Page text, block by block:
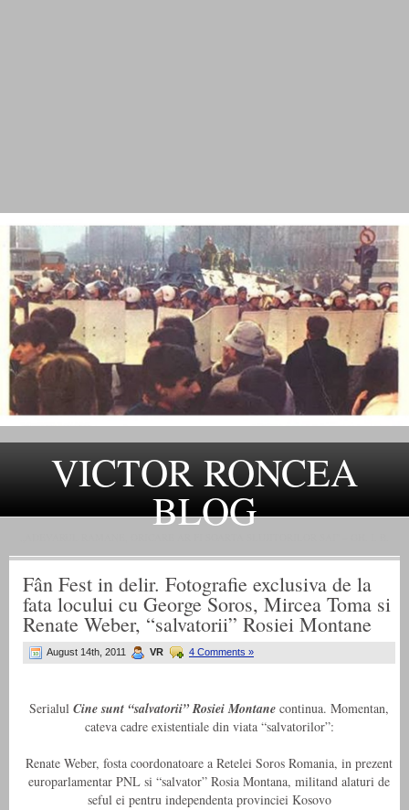
VICTOR RONCEA
BLOG
Fân Fest in delir. Fotografie exclusiva de la
fata locului cu George Soros, Mircea Toma si
Renate Weber, “salvatorii” Rosiei Montane
August 14th, 2011 VR 4 Comments »
Serialul Cine sunt “salvatorii” Rosiei Montane continua. Momentan,
cateva cadre existentiale din viata “salvatorilor”:
Renate Weber, fosta coordonatoare a Retelei Soros Romania, in prezent
europarlamentar PNL si “salvator” Rosia Montana, militand alaturi de
seful ei pentru independenta provinciei Kosovo